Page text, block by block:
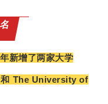
新增了两家大学
The University of